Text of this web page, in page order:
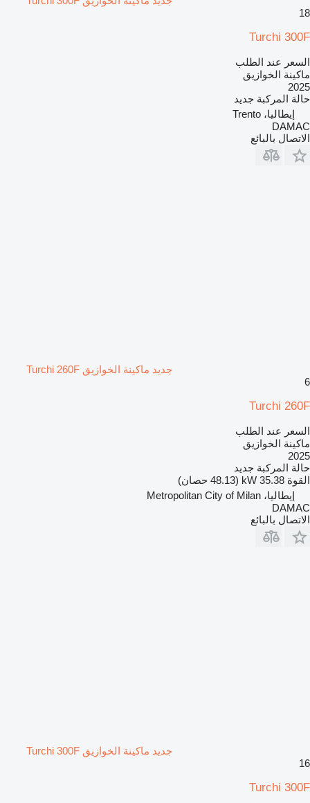
18
Turchi 300F
السعر عند الطلب
ماكينة الخوازيق
2025
حالة المركبة جديد
إيطاليا، Trento
DAMAC
الاتصال بالبائع
جديد ماكينة الخوازيق Turchi 260F
6
Turchi 260F
السعر عند الطلب
ماكينة الخوازيق
2025
حالة المركبة جديد
القوة 35.38 kW (48.13 حصان)
إيطاليا، Metropolitan City of Milan
DAMAC
الاتصال بالبائع
جديد ماكينة الخوازيق Turchi 300F
16
Turchi 300F